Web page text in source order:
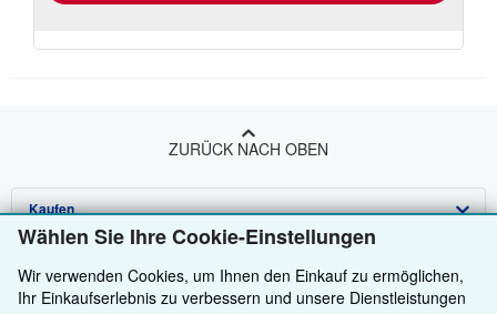
Wählen Sie Ihre Cookie-Einstellungen
Wir verwenden Cookies, um Ihnen den Einkauf zu ermöglichen,
Ihr Einkaufserlebnis zu verbessern und unsere Dienstleistungen
ZURÜCK NACH OBEN
Kaufen
Sammlungen
Anbieten
Verkäufer werden
Über uns